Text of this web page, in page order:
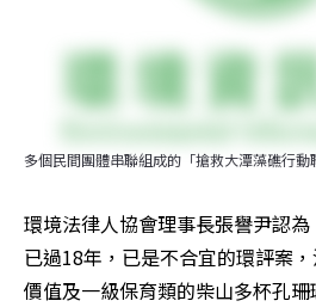
多個民間團體串聯組成的「搶救大潭藻礁行動
環境法律人協會理事長張譽尹認
已過18年，已是不合宜的環評案
價值及一級保育類的柴山多杯孔